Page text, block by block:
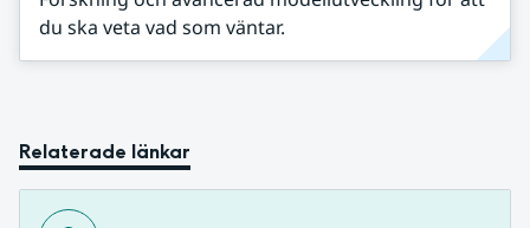
du ska veta vad som väntar.
Relaterade länkar